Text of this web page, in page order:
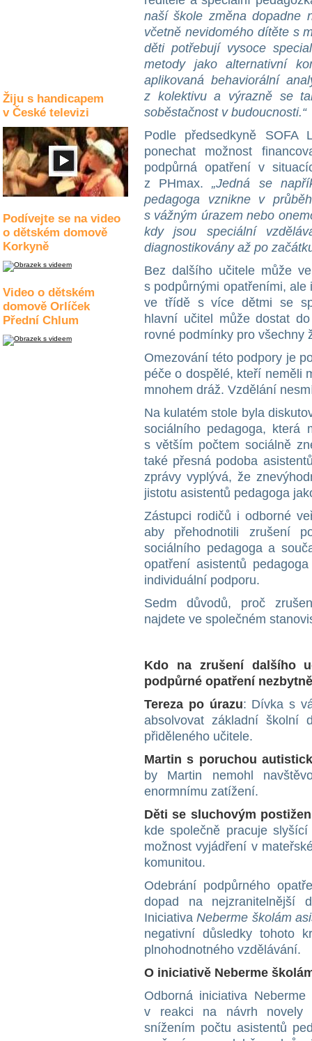
Žiju s handicapem
v České televizi
Podívejte se na video
o dětském domově
Korkyně
Video o dětském
domově Orlíček
Přední Chlum
naší škole změna dopadne
včetně nevidomého dítěte s
děti potřebují vysoce
metody jako alternativní
aplikovaná behaviorální
z kolektivu a výrazně se
soběstačnost v budoucnosti.“
Podle předsedkyně SOFA
ponechat možnost
podpůrná opatření v
z PHmax.„Jedná se
pedagoga vznikne v
s vážným úrazem nebo
kdy jsou speciální
diagnostikovány až po
Bez dalšího učitele může
s podpůrnými opatřeními,
ve třídě s více dětmi se
hlavní učitel může dostat
rovné podmínky pro všechny
Omezování této podpory je
péče o dospělé, kteří neměli
mnohem dráž. Vzdělání
Na kulatém stole byla
sociálního pedagoga, která
s větším počtem sociálně
také přesná podoba
zprávy vyplývá, že
jistotu asistentů pedagoga
Zástupci rodičů i odborné
aby přehodnotili zrušení
sociálního pedagoga a
opatření asistentů
individuální podporu.
Sedm důvodů, proč
najdete ve společném
Kdo na zrušení dalšího
podpůrné opatření
Tereza po úrazu: Dívka s
absolvovat základní školní
přiděleného učitele.
Martin s poruchou
by Martin nemohl
enormnímu zatížení.
Děti se sluchovým
kde společně pracuje
možnost vyjádření v
komunitou.
Odebrání podpůrného
dopad na nejzranitelnější
IniciativaNeberme školám
negativní důsledky tohoto
plnohodnotného vzdělávání.
O iniciativě Neberme
Odborná iniciativa
v reakci na návrh novely
snížením počtu asistentů